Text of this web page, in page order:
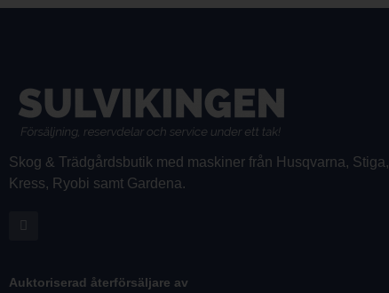
Skog & Trädgårdsbutik med maskiner från Husqvarna, Stiga,
Kress, Ryobi samt Gardena.
Auktoriserad återförsäljare av